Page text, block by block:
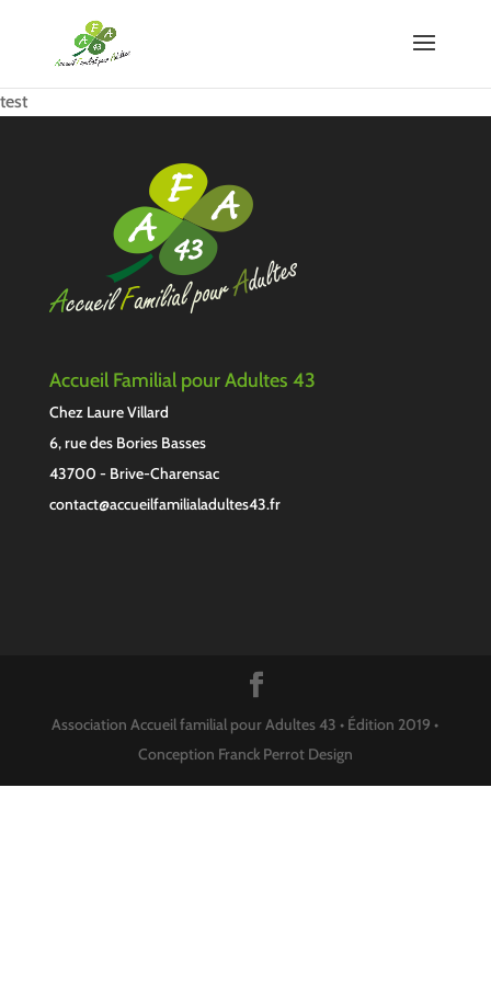
test
Accueil Familial pour Adultes 43
Chez Laure Villard
6, rue des Bories Basses
43700 - Brive-Charensac
contact@accueilfamilialadultes43.fr
Association Accueil familial pour Adultes 43 • Édition 2019 •
Conception Franck Perrot Design